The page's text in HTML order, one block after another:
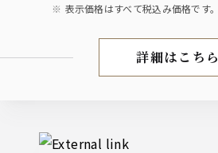
表示価格はすべて税込み価格です。
ランチ
詳細はこちら
External links